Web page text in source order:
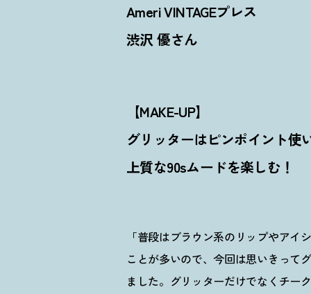
Ameri VINTAGEプレス
渋沢 優さん
【MAKE-UP】
グリッターはピンポイント使
上質な90sムードを楽しむ ！
「普段はブラウン系のリップやア
ことが多いので、今回は思いきって
ました。グリッターだけでなくチー